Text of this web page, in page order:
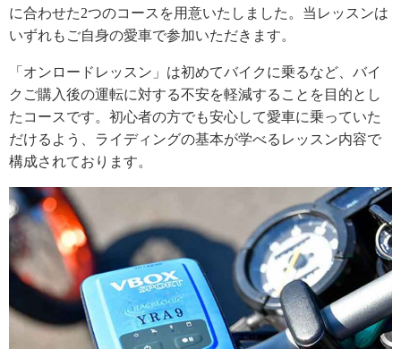
に合わせた2つのコースを用意いたしました。当レッスンは
いずれもご自身の愛車で参加いただきます。
「オンロードレッスン」は初めてバイクに乗るなど、バイ
クご購入後の運転に対する不安を軽減することを目的とし
たコースです。初心者の方でも安心して愛車に乗っていた
だけるよう、ライディングの基本が学べるレッスン内容で
構成されております。